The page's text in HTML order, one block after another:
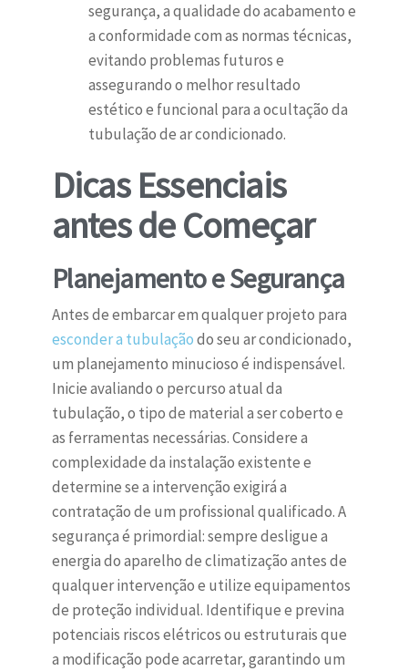
segurança, a qualidade do acabamento e
a conformidade com as normas técnicas,
evitando problemas futuros e
assegurando o melhor resultado
estético e funcional para a ocultação da
tubulação de ar condicionado.
Dicas Essenciais
antes de Começar
Planejamento e Segurança
Antes de embarcar em qualquer projeto para
esconder a tubulaçãodo seu ar condicionado,
um planejamento minucioso é indispensável.
Inicie avaliando o percurso atual da
tubulação, o tipo de material a ser coberto e
as ferramentas necessárias. Considere a
complexidade da instalação existente e
determine se a intervenção exigirá a
contratação de um profissional qualificado. A
segurança é primordial: sempre desligue a
energia do aparelho de climatização antes de
qualquer intervenção e utilize equipamentos
de proteção individual. Identifique e previna
potenciais riscos elétricos ou estruturais que
a modificação pode acarretar, garantindo um